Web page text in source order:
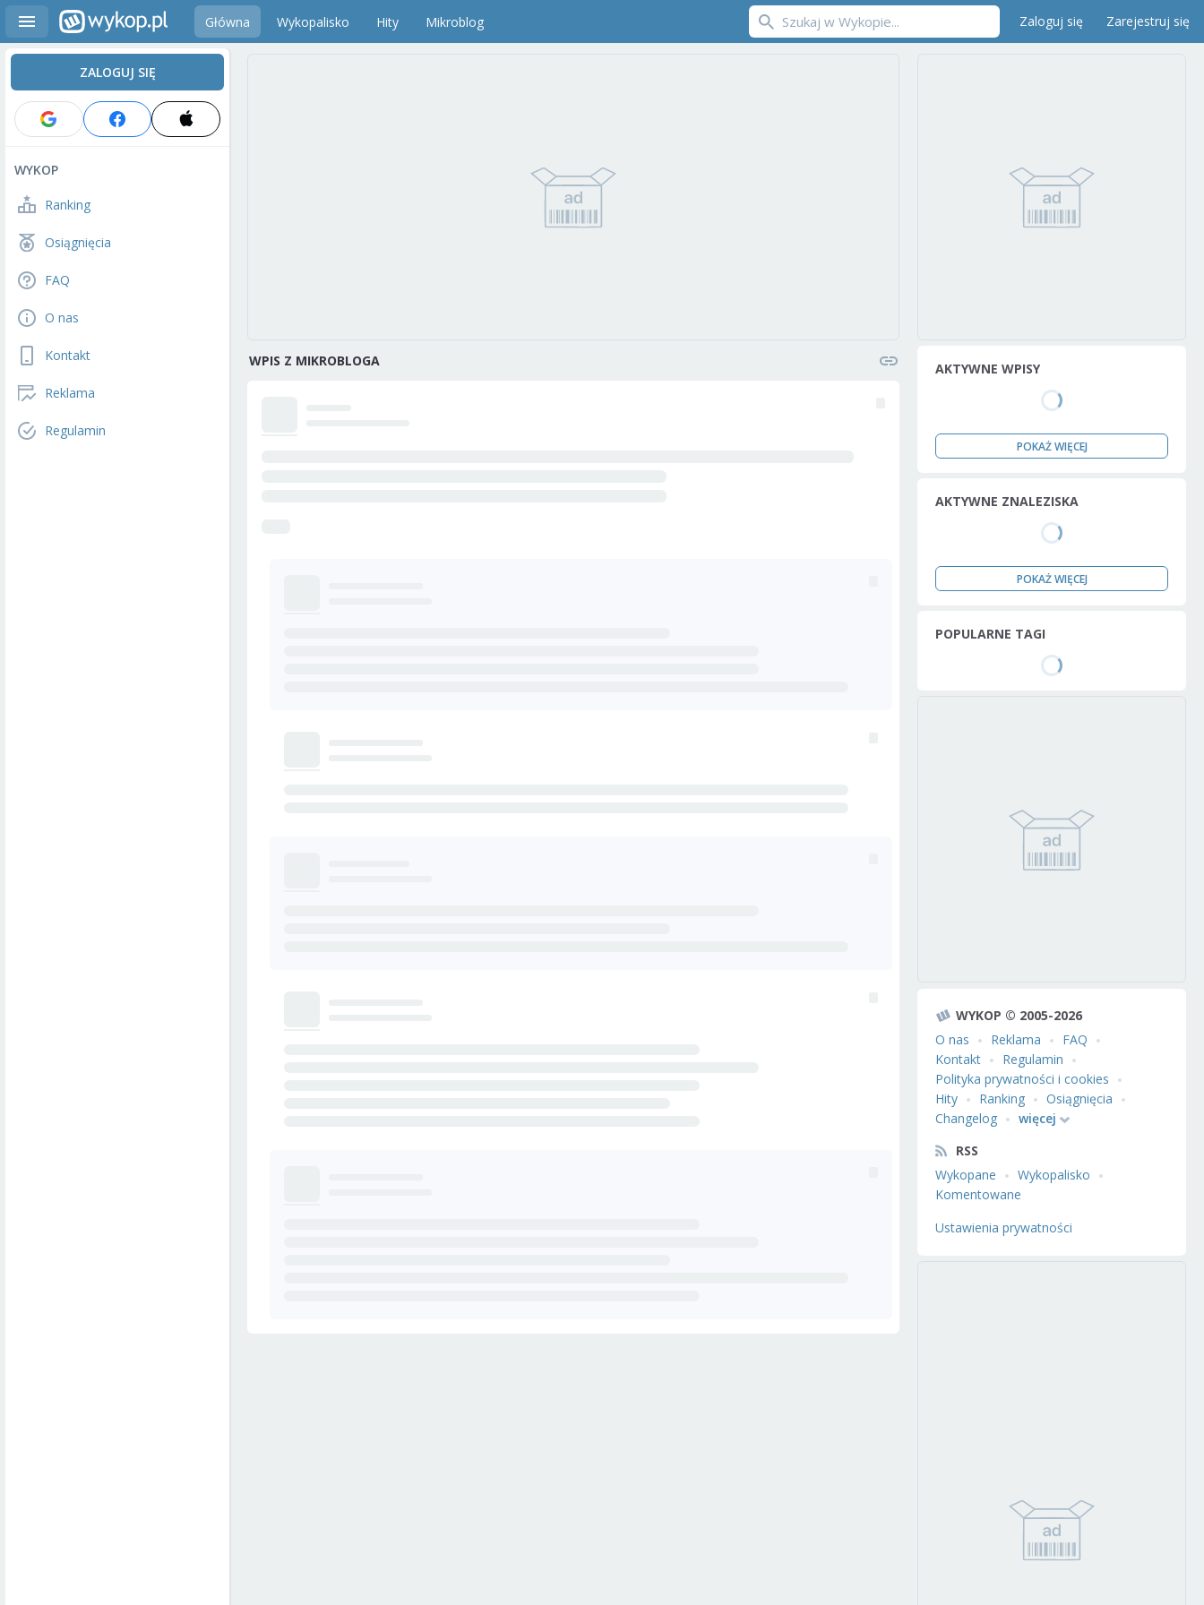
Główna Wykopalisko Hity Mikroblog Zaloguj się Zarejestruj się
ZALOGUJ SIĘ
WYKOP
Ranking
Osiągnięcia
FAQ
O nas
Kontakt
Reklama
Regulamin
WPIS Z MIKROBLOGA AKTYWNE WPISY
POKAŻ WIĘCEJ
AKTYWNE ZNALEZISKA
POKAŻ WIĘCEJ
POPULARNE TAGI
WYKOP © 2005-2026
O nas
Reklama
FAQ
Kontakt
Regulamin
Polityka prywatności i cookies
Hity
Ranking
Osiągnięcia
Changelog
więcej
RSS
Wykopane
Wykopalisko
Komentowane
Ustawienia prywatności